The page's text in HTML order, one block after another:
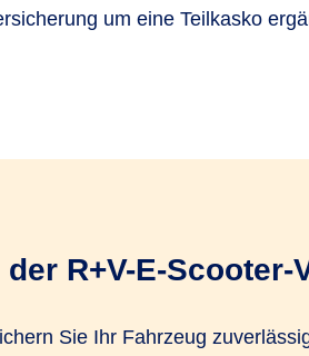
um eine Teilkasko
der R+V-E-
Sie Ihr Fahrzeug